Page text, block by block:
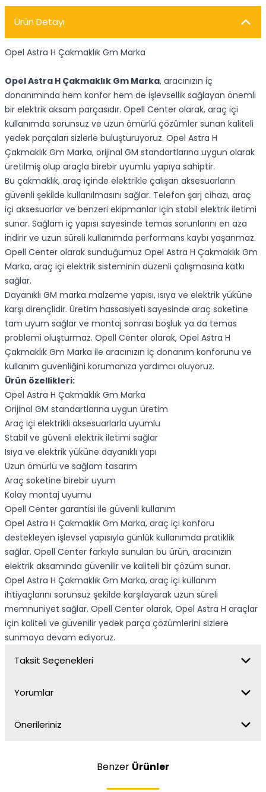
Ürün Detayı
Opel Astra H Çakmaklık Gm Marka
Opel Astra H Çakmaklık Gm Marka, aracınızın iç
donanımında hem konfor hem de işlevsellik sağlayan önemli
bir elektrik aksam parçasıdır. Opell Center olarak, araç içi
kullanımda sorunsuz ve uzun ömürlü çözümler sunan kaliteli
yedek parçaları sizlerle buluşturuyoruz. Opel Astra H
Çakmaklık Gm Marka, orijinal GM standartlarına uygun olarak
üretilmiş olup araçla birebir uyumlu yapıya sahiptir.
Bu çakmaklık, araç içinde elektrikle çalışan aksesuarların
güvenli şekilde kullanılmasını sağlar. Telefon şarj cihazı, araç
içi aksesuarlar ve benzeri ekipmanlar için stabil elektrik iletimi
sunar. Sağlam iç yapısı sayesinde temas sorunlarını en aza
indirir ve uzun süreli kullanımda performans kaybı yaşanmaz.
Opell Center olarak sunduğumuz Opel Astra H Çakmaklık Gm
Marka, araç içi elektrik sisteminin düzenli çalışmasına katkı
sağlar.
Dayanıklı GM marka malzeme yapısı, ısıya ve elektrik yüküne
karşı dirençlidir. Üretim hassasiyeti sayesinde araç soketine
tam uyum sağlar ve montaj sonrası boşluk ya da temas
problemi oluşturmaz. Opell Center olarak, Opel Astra H
Çakmaklık Gm Marka ile aracınızın iç donanım konforunu ve
kullanım güvenliğini korumanıza yardımcı oluyoruz.
Ürün özellikleri:
Opel Astra H Çakmaklık Gm Marka
Orijinal GM standartlarına uygun üretim
Araç içi elektrikli aksesuarlarla uyumlu
Stabil ve güvenli elektrik iletimi sağlar
Isıya ve elektrik yüküne dayanıklı yapı
Uzun ömürlü ve sağlam tasarım
Araç soketine birebir uyum
Kolay montaj uyumu
Opell Center garantisi ile güvenli kullanım
Opel Astra H Çakmaklık Gm Marka, araç içi konforu
destekleyen işlevsel yapısıyla günlük kullanımda pratiklik
sağlar. Opell Center farkıyla sunulan bu ürün, aracınızın
elektrik aksamında güvenilir ve kaliteli bir çözüm sunar.
Opel Astra H Çakmaklık Gm Marka, araç içi kullanım
ihtiyaçlarını sorunsuz şekilde karşılayarak uzun süreli
memnuniyet sağlar. Opell Center olarak, Opel Astra H araçlar
için kaliteli ve güvenilir yedek parça çözümlerini sizlere
sunmaya devam ediyoruz.
Taksit Seçenekleri
Yorumlar
Önerileriniz
Benzer Ürünler